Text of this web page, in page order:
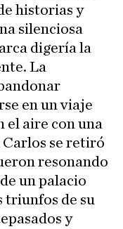
historias y
silenciosa
digería la
La
en un viaje
el aire con una
se retiró
resonando
un palacio
triunfos de su
y